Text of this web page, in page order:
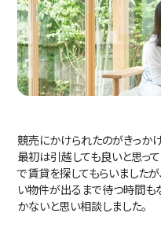
いえまちコラム
取引実績
お客様の声
会社案内
競売にかけられたのがきっか
最初は引越しても良いと思っ
で賃貸を探してもらいました
い物件が出るまで待つ時間もな
かないと思い相談しました。